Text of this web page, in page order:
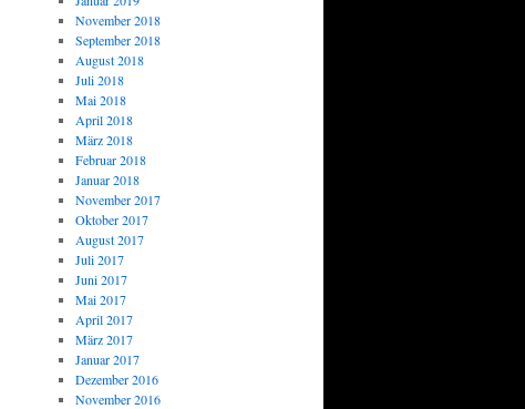
November 2018
September 2018
August 2018
Juli 2018
Mai 2018
April 2018
März 2018
Februar 2018
Januar 2018
November 2017
Oktober 2017
August 2017
Juli 2017
Juni 2017
Mai 2017
April 2017
März 2017
Januar 2017
Dezember 2016
November 2016